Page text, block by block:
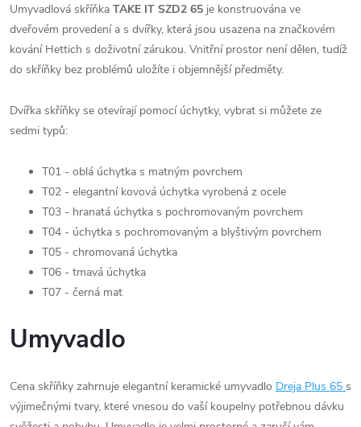
Umyvadlová skříňka TAKE IT SZD2 65 je konstruována ve
dveřovém provedení a s dvířky, která jsou usazena na značkovém
kování Hettich s doživotní zárukou. Vnitřní prostor není dělen, tudíž
do skříňky bez problémů uložíte i objemnější předměty.
Dvířka skříňky se otevírají pomocí úchytky, vybrat si můžete ze
sedmi typů:
T01 - oblá úchytka s matným povrchem
T02 - elegantní kovová úchytka vyrobená z ocele
T03 - hranatá úchytka s pochromovaným povrchem
T04 - úchytka s pochromovaným a blyštivým povrchem
T05 - chromovaná úchytka
T06 - tmavá úchytka
T07 - černá mat
Umyvadlo
Cena skříňky zahrnuje elegantní keramické umyvadlo Dreja Plus 65 s
výjimečnými tvary, které vnesou do vaší koupelny potřebnou dávku